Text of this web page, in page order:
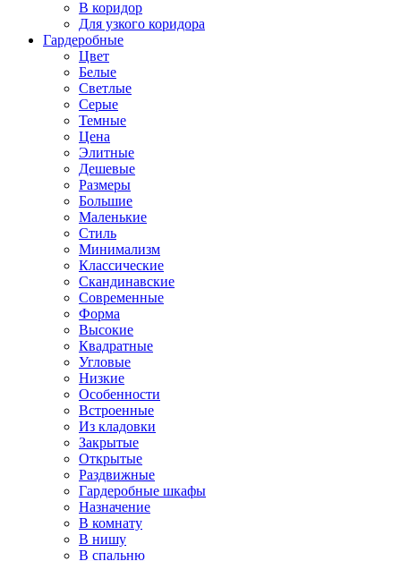
В коридор
Для узкого коридора
Гардеробные
Цвет
Белые
Светлые
Серые
Темные
Цена
Элитные
Дешевые
Размеры
Большие
Маленькие
Стиль
Минимализм
Классические
Скандинавские
Современные
Форма
Высокие
Квадратные
Угловые
Низкие
Особенности
Встроенные
Из кладовки
Закрытые
Открытые
Раздвижные
Гардеробные шкафы
Назначение
В комнату
В нишу
В спальню